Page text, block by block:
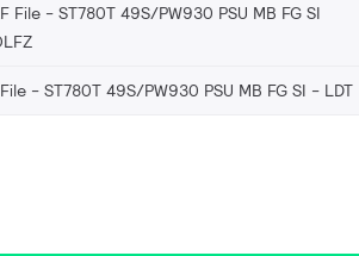
File - ST780T 49S/PW930 PSU MB FG SI
- ST780T 49S/PW930 PSU MB FG SI LDT